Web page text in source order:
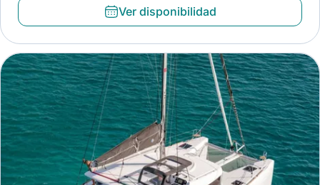
Ver disponibilidad